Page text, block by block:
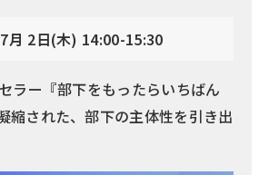
月 2日(木) 14:00-15:30
ラー『部下をもったらいちばん
縮された、部下の主体性を引き出